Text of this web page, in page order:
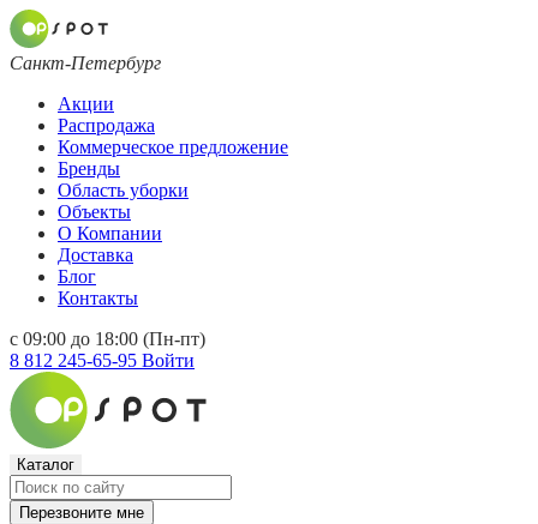
Санкт-Петербург
Акции
Распродажа
Коммерческое предложение
Бренды
Область уборки
Объекты
О Компании
Доставка
Блог
Контакты
с 09:00 до 18:00 (Пн-пт)
8 812 245-65-95 Войти
Каталог
Перезвоните мне